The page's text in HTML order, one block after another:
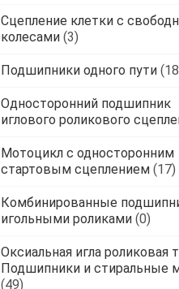
Сцепление клетки с
колесами (3)
Подшипники одного пути
Односторонний подшипник
иглового роликового
Мотоцикл с односторонним
стартовым сцеплением (17)
Комбинированные
игольными роликами (0)
Оксиальная игла роликовая
Подшипники и стиральные
(49)